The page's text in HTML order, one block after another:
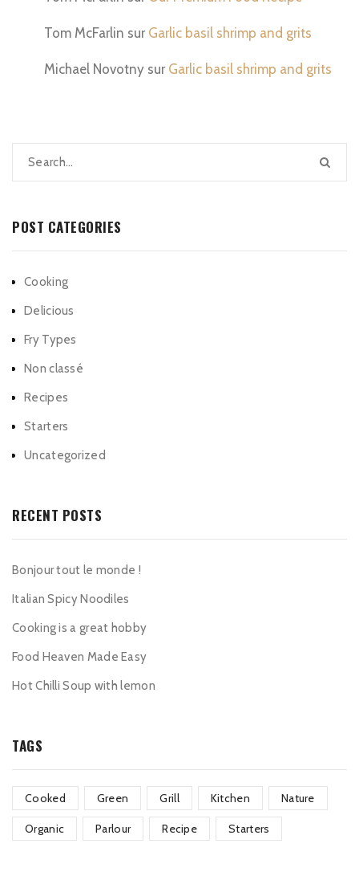
Tom McFarlin sur Garlic basil shrimp and grits
Michael Novotny sur Garlic basil shrimp and grits
POST CATEGORIES
Cooking
Delicious
Fry Types
Non classé
Recipes
Starters
Uncategorized
RECENT POSTS
Bonjour tout le monde !
Italian Spicy Noodiles
Cooking is a great hobby
Food Heaven Made Easy
Hot Chilli Soup with lemon
TAGS
Cooked Green Grill Kitchen Nature
Organic Parlour Recipe Starters